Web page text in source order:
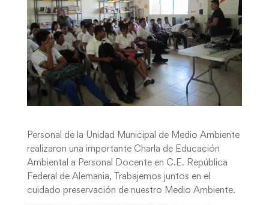
Personal de la Unidad Municipal de Medio Ambiente
realizaron una importante Charla de Educación
Ambiental a Personal Docente en C.E. República
Federal de Alemania, Trabajemos juntos en el
cuidado preservación de nuestro Medio Ambiente.